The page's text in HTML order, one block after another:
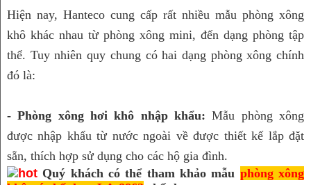
Hiện nay, Hanteco cung cấp rất nhiều mẫu phòng xông
khô khác nhau từ phòng xông mini, đến dạng phòng tập
thể. Tuy nhiên quy chung có hai dạng phòng xông chính
đó là:
- Phòng xông hơi khô nhập khẩu: Mẫu phòng xông
được nhập khẩu từ nước ngoài về được thiết kế lắp đặt
sẵn, thích hợp sử dụng cho các hộ gia đình.
Quý khách có thể tham khảo mẫu phòng xông